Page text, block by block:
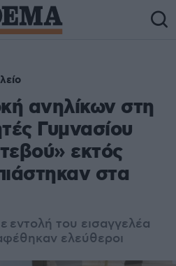
ανηλίκων στη
Γυμνασίου
εκτός
στα
εντολή του εισαγγελέα
ελεύθεροι